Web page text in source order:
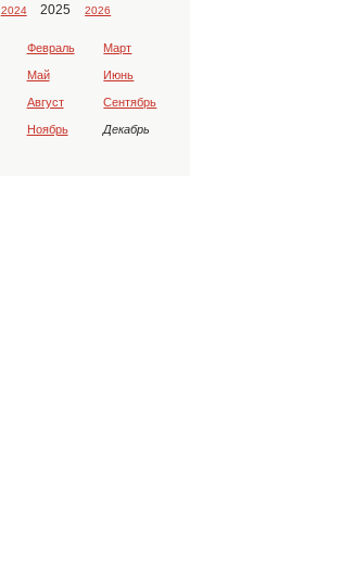
2024 2025 2026
Февраль Март
Май Июнь
Август Сентябрь
Ноябрь Декабрь